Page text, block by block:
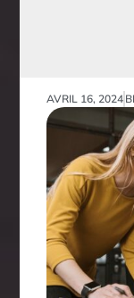
AVRIL 16, 2024